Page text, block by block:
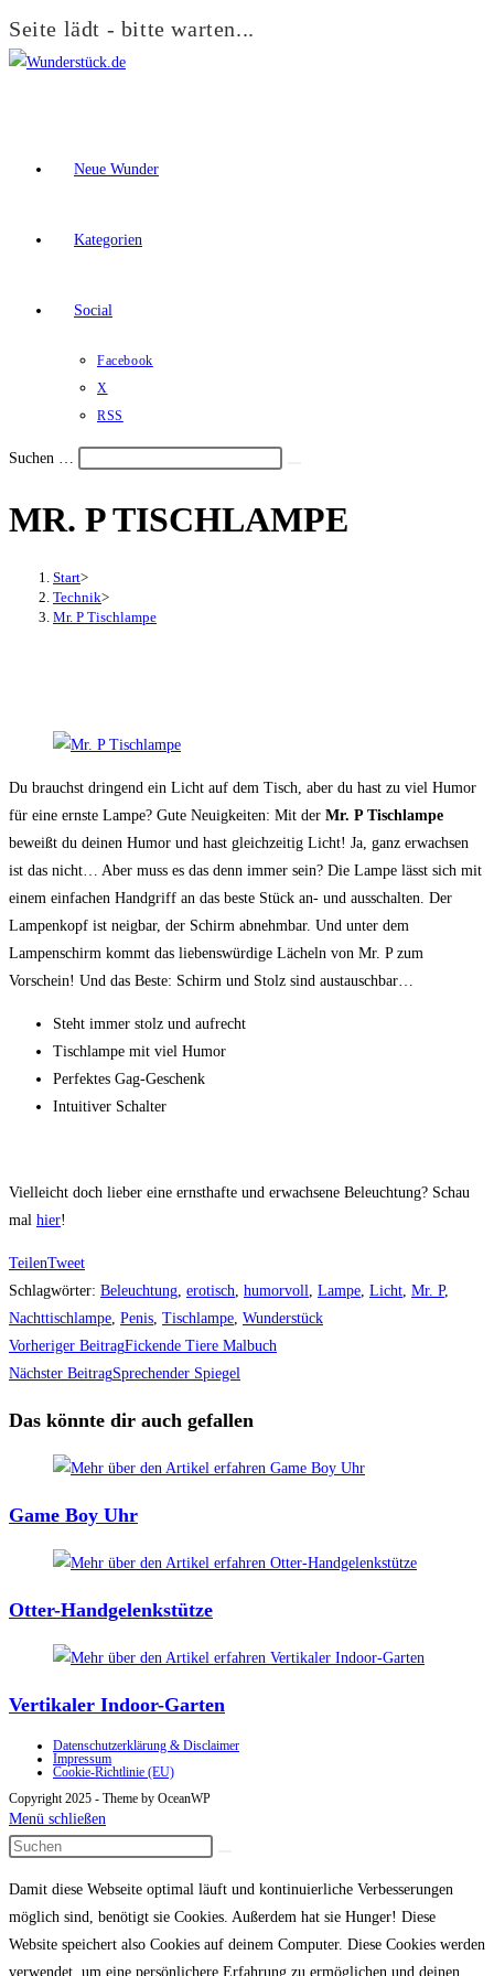
Seite lädt - bitte warten...
Zum
Neue Wunder
Kategorien
Social
Facebook
X
RSS
Suchen …
den
einzuklappen
MR. P TISCHLAMPE
Start>
Technik>
Mr. P Tischlampe
Du brauchst dringend ein Licht auf dem Tisch, aber du hast zu viel Humor
für eine ernste Lampe? Gute Neuigkeiten: Mit der Mr. P Tischlampe
beweißt du deinen Humor und hast gleichzeitig Licht! Ja, ganz erwachsen
ist das nicht… Aber muss es das denn immer sein? Die Lampe lässt sich mit
einem einfachen Handgriff an das beste Stück an- und ausschalten. Der
Lampenkopf ist neigbar, der Schirm abnehmbar. Und unter dem
Lampenschirm kommt das liebenswürdige Lächeln von Mr. P zum
Vorschein! Und das Beste: Schirm und Stolz sind austauschbar…
Steht immer stolz und aufrecht
Tischlampe mit viel Humor
Perfektes Gag-Geschenk
Intuitiver Schalter
Vielleicht doch lieber eine ernsthafte und erwachsene Beleuchtung? Schau
mal hier!
TeilenTweet
Schlagwörter: Beleuchtung, erotisch, humorvoll, Lampe, Licht, Mr. P,
Nachttischlampe, Penis, Tischlampe, Wunderstück
Weitere
Artikel
ansehen
Vorheriger BeitragFickende Tiere Malbuch
Nächster BeitragSprechender Spiegel
Das könnte dir auch gefallen
Game Boy Uhr
Otter-Handgelenkstütze
Vertikaler Indoor-Garten
Datenschutzerklärung & Disclaimer
Impressum
Cookie-Richtlinie (EU)
Copyright 2025 - Theme by OceanWP
Menü schließen
Damit diese Webseite optimal läuft und kontinuierliche Verbesserungen
möglich sind, benötigt sie Cookies. Außerdem hat sie Hunger! Diese
Website speichert also Cookies auf deinem Computer. Diese Cookies werden
verwendet, um eine persönlichere Erfahrung zu ermöglichen und deinen